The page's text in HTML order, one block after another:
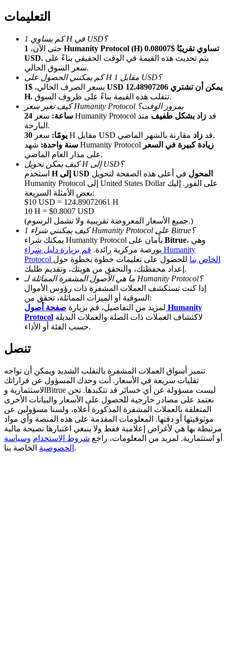
الإحالة
قم بدعوة صديق لتحصل على مكافآت نقدية
BTC Welcome Rewards
BTC Welcome Rewards
Deposit & Trade BTC to Share 25000 USDT prize pool!
Deposit CASHCAT & Win
Share 500000 CASHCAT prize pool
Exclusive for BitMart Users
Register & Trade to Win 500,000 USDT
Precious Metals Trading Carnival
التعليمات
كم يساوي 1 H في USD؟
حتى الآن، 1 Humanity Protocol (H) تساوي تقريبًا $0.08007
USD.
سعر السوق الحالي.
كم يمكنني الحصول على H مقابل 1 USD؟
بسعر الصرف الحالي،
$1 USD يمكن أن تشتري 12.48907206
H.
تتقلب هذه القيمة بناءً على ظروف السوق.
كيف تغير سعر Humanity Protocol بمرور الوقت؟
24 ساعة:
سعر Humanity Protocol قد زاد بشكل طفيف منذ
البارحة.
30 يومًا:
سعر H مقابل USD قد زاد
مقارنة بالشهر الماضي.
سنة واحدة: شهد Humanity Protocol زيادة كبيرة في السعر
على مدار العام الماضي.
كيف يمكن تحويل H إلى USD؟
H إلى USD المحول في أعلى هذه الصفحة لتحويل
Humanity Protocol إلى United States Dollar على الفور. إليك
بعض الأمثلة السريعة:
$10 USD = 124.89072061 H
10 H = $0.8007 USD
(جميع الأسعار المعروضة تقريبية ولا تشمل الرسوم.)
كيف يمكنني شراء 1 Humanity Protocol على Bitrue؟
Bitrue، وهي
بورصة مركزية رائدة. قم بزيارة دليل شراء Humanity
Protocol الخاص بنا للحصول على تعليمات خطوة بخطوة حول
إعداد محفظتك، والتحقق من هويتك، وتقديم طلبك.
ما هي الأصول المشفرة المماثلة لـ Humanity Protocol؟
إذا كنت تستكشف العملات المشفرة ذات رؤوس الأموال
السوقية أو الميزات المماثلة، تحقق من:
لمزيد من التفاصيل، قم بزيارة صفحة أصول Humanity
Protocol
حسب الفئة أو الأداء.
تنصل
تتميز أسواق العملات المشفرة بالتقلب الشديد ويمكن أن تواجه
تقلبات سريعة في الأسعار. أنت وحدك المسؤول عن قراراتك
الاستثمارية وBitrue ليست مسؤولة عن أي خسائر قد تتكبدها. نحن
نعتمد على مصادر خارجية للحصول على الأسعار والبيانات الأخرى
المتعلقة بالعملات المشفرة المذكورة أعلاه، ولسنا مسؤولين عن
موثوقيتها أو دقتها. المعلومات المقدمة على هذه المنصة وأي مواد
مرتبطة بها هي لأغراض إعلامية فقط ولا ينبغي اعتبارها نصيحة مالية
أو استثمارية. لمزيد من المعلومات، راجع شروط الاستخدام وسياسة
الخصوصية الخاصة بنا.